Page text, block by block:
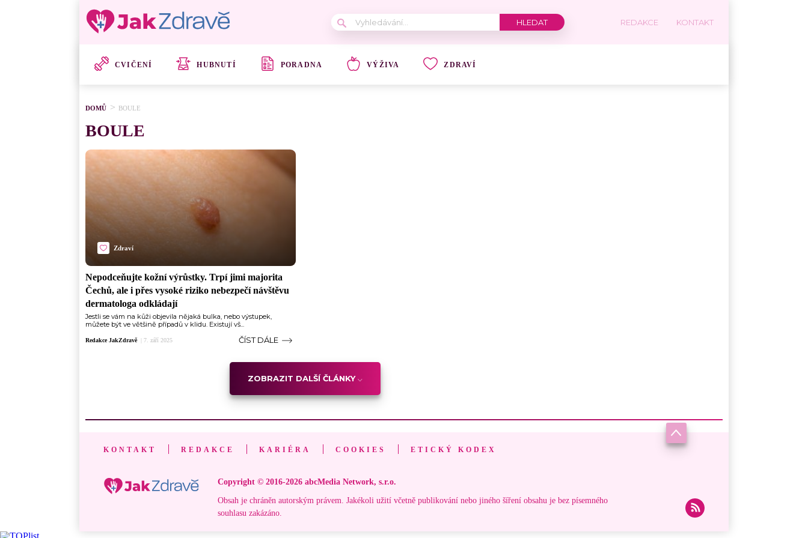
REDAKCE KONTAKT
CVIČENÍ HUBNUTÍ PORADNA VÝŽIVA ZDRAVÍ
DOMŮ BOULE
BOULE
Zdraví
Nepodceňujte kožní výrůstky. Trpí jimi majorita
Čechů, ale i přes vysoké riziko nebezpečí návštěvu
dermatologa odkládají
Jestli se vám na kůži objevila nějaká bulka, nebo výstupek,
můžete být ve většině případů v klidu. Existují vš...
Redakce JakZdravě 7. září 2025 ČÍST DÁLE
ZOBRAZIT DALŠÍ ČLÁNKY
KONTAKT REDAKCE KARIÉRA COOKIES ETICKÝ KODEX
Copyright © 2016-2026 abcMedia Network, s.r.o.
Obsah je chráněn autorským právem. Jakékoli užití včetně publikování nebo jiného šíření obsahu je bez písemného
souhlasu zakázáno.